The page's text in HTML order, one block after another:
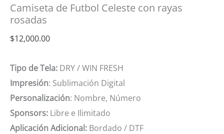
Camiseta de Futbol Celeste con rayas
rosadas
$12,000.00
Tipo de Tela: DRY / WIN FRESH
Impresión: Sublimación Digital
Personalización: Nombre, Número
Sponsors: Libre e Ilimitado
Aplicación Adicional: Bordado / DTF